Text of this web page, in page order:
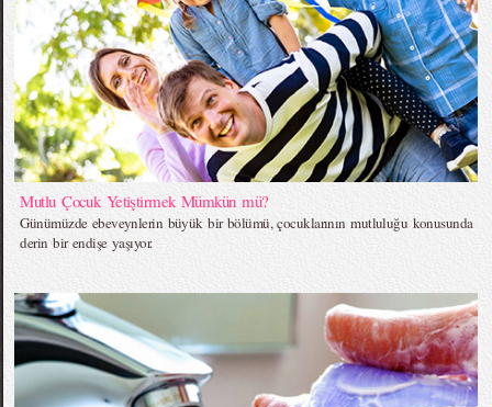
Mutlu Çocuk Yetiştirmek Mümkün mü?
Günümüzde ebeveynlerin büyük bir bölümü, çocuklarının mutluluğu konusunda
derin bir endişe yaşıyor.